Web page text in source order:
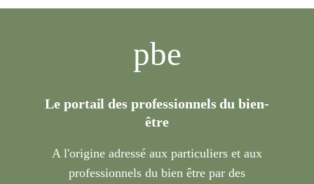
pbe
Le portail des professionnels du bien-
être
A l'origine adressé aux particuliers et aux
professionnels du bien être par des